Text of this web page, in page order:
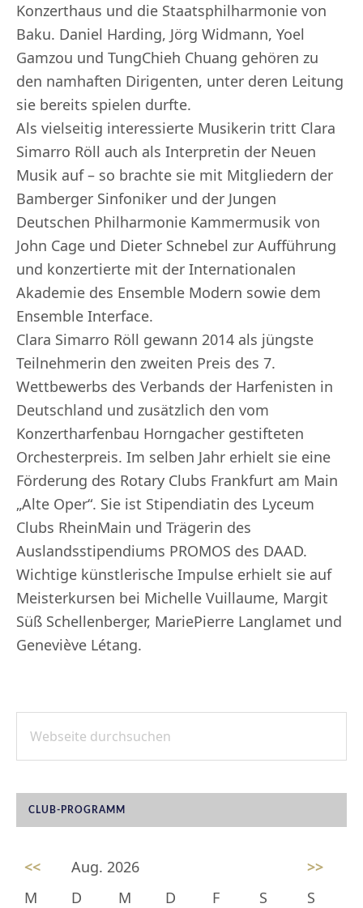
Konzerthaus und die Staatsphilharmonie von
Baku. Daniel Harding, Jörg Widmann, Yoel
Gamzou und Tung­Chieh Chuang gehören zu
den namhaften Dirigenten, unter deren Leitung
sie bereits spielen durfte.
Als vielseitig interessierte Musikerin tritt Clara
Simarro Röll auch als Interpretin der Neuen
Musik auf – so brachte sie mit Mitgliedern der
Bamberger Sinfoniker und der Jungen
Deutschen Philharmonie Kammermusik von
John Cage und Dieter Schnebel zur Aufführung
und konzertierte mit der Internationalen
Akademie des Ensemble Modern sowie dem
Ensemble Interface.
Clara Simarro Röll gewann 2014 als jüngste
Teilnehmerin den zweiten Preis des 7.
Wettbewerbs des Verbands der Harfenisten in
Deutschland und zusätzlich den vom
Konzertharfenbau Horngacher gestifteten
Orchesterpreis. Im selben Jahr erhielt sie eine
Förderung des Rotary Clubs Frankfurt am Main
„Alte Oper“. Sie ist Stipendiatin des Lyceum
Clubs Rhein­Main und Trägerin des
Auslandsstipendiums PROMOS des DAAD.
Wichtige künstlerische Impulse erhielt sie auf
Meisterkursen bei Michelle Vuillaume, Margit
Süß­ Schellenberger, Marie­Pierre Langlamet und
Geneviève Létang.
SEITENSPALTE
durchsuchen
CLUB-PROGRAMM
<< Aug. 2026
>>
M
D M D F S
S